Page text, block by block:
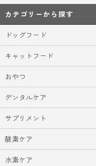
カテゴリーから探す
ドッグフード
キャットフード
おやつ
デンタルケア
サプリメント
酸素ケア
水素ケア